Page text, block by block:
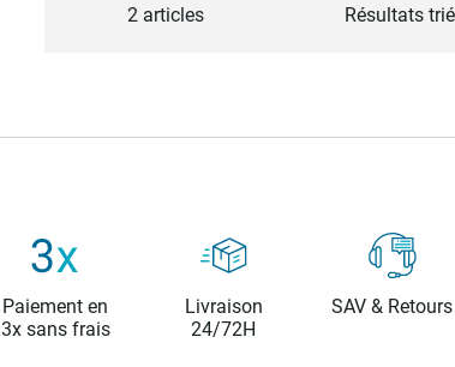
2 articles Résultats
Paiement en
3x sans frais
Livraison
24/72H
SAV & Retours